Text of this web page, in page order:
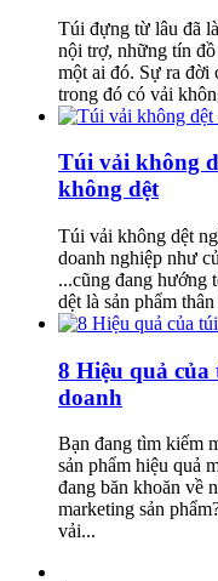
Túi đựng từ lâu đã
nội trợ, những tín
một ai đó. Sự ra đời
trong đó có vải
Túi vải không
không dệt
Túi vải không dệt
doanh nghiệp như
...cũng đang hướng
dệt là sản phẩm
8 Hiệu quả
doanh
Bạn đang tìm kiếm
sản phẩm hiệu quả
đang băn khoăn về
marketing sản
vải...